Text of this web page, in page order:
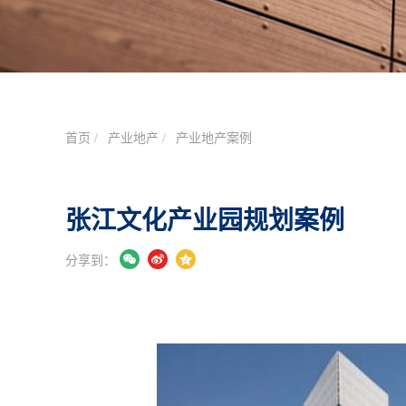
首页 产业地产 产业地产案例
张江文化产业园规划案例
分享到：